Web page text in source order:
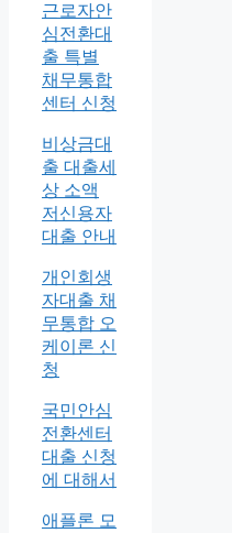
근로자안
심전환대
출 특별
채무통합
센터 신청
비상금대
출 대출세
상 소액
저신용자
대출 안내
개인회생
자대출 채
무통합 오
케이론 신
청
국민안심
전환센터
대출 신청
에 대해서
애플론 모